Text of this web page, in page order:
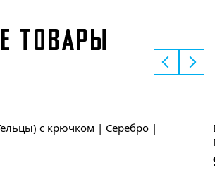
ТОВАРЫ
с крючком | Серебро |